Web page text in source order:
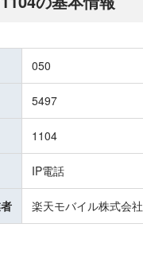
050
5497
1104
IP電話
楽天モバイル株式会社